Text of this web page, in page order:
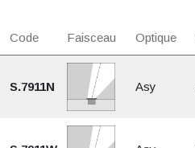
Code Faisceau Optique
S.7911N Asy